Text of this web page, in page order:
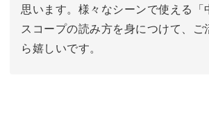
思います。様々なシーンで使える「
スコープの読み方を身につけて、ご
ら嬉しいです。